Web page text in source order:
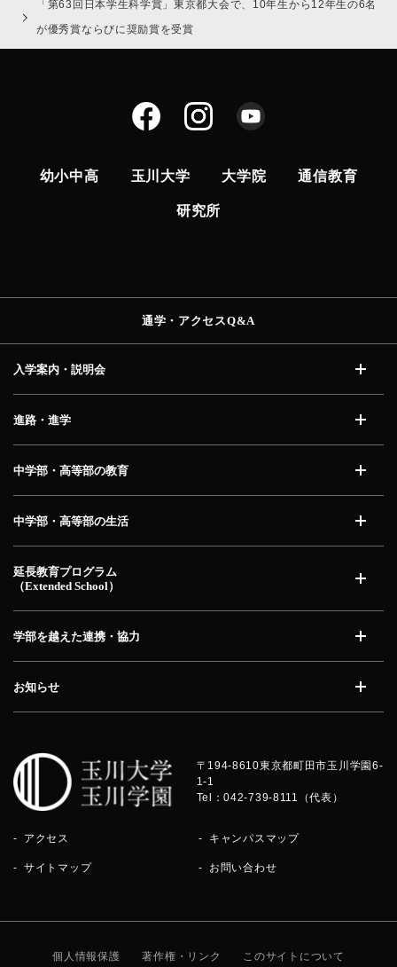
「第63回日本学生科学賞」東京都大会で、10年生から12年生の6名
が優秀賞ならびに奨励賞を受賞
幼小中高 玉川大学 大学院 通信教育
研究所
通学・アクセスQ&A
入学案内・説明会
進路・進学
中学部・高等部の教育
中学部・高等部の生活
延長教育プログラム
（Extended School）
学部を越えた連携・協力
お知らせ
〒194-8610東京都町田市玉川学園6-
1-1
Tel：042-739-8111（代表）
アクセス キャンパスマップ
サイトマップ お問い合わせ
個人情報保護 著作権・リンク このサイトについて